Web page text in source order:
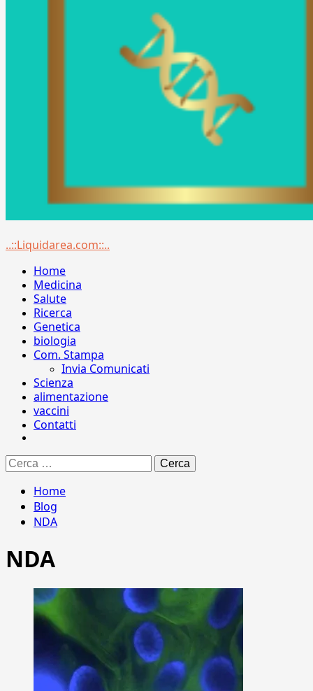
Menu
..::Liquidarea.com::..
Home
Medicina
Salute
Ricerca
Genetica
biologia
Com. Stampa
Invia Comunicati
Scienza
alimentazione
vaccini
Contatti
Ricerca
per:
Home
Blog
NDA
NDA